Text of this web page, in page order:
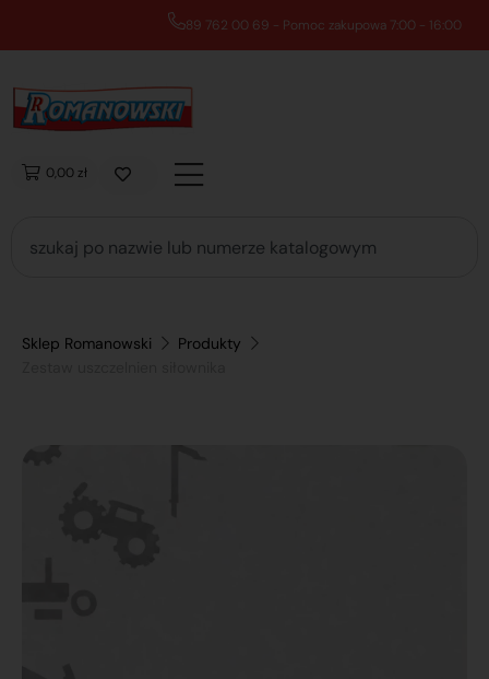
89 762 00 69 - Pomoc zakupowa 7:00 - 16:00
0,00 zł
Sklep Romanowski
Produkty